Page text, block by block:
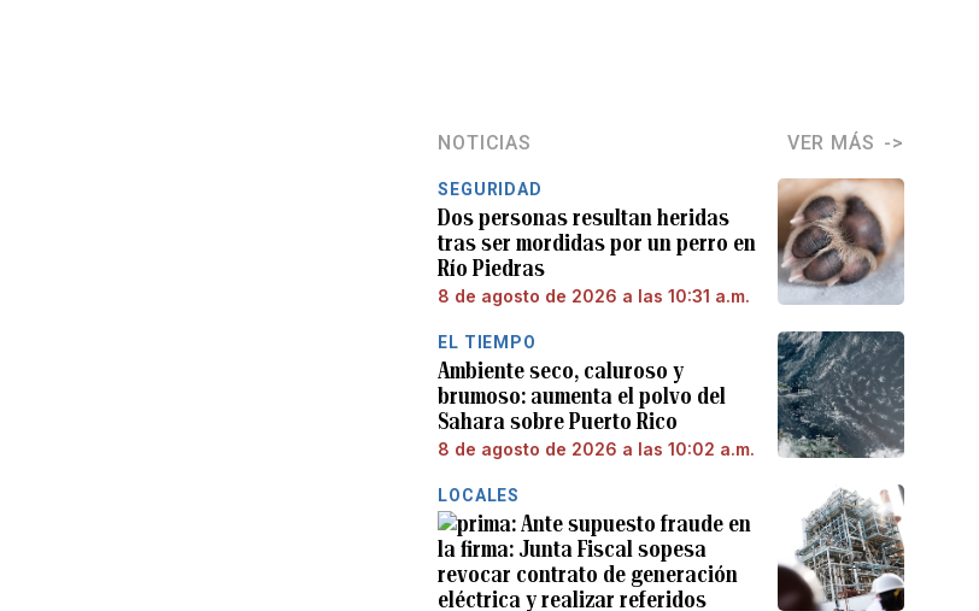
NOTICIAS VER MÁS
SEGURIDAD
Dos personas resultan heridas
tras ser mordidas por un perro en
Río Piedras
8 de agosto de 2026 a las 10:31 a.m.
EL TIEMPO
Ambiente seco, caluroso y
brumoso: aumenta el polvo del
Sahara sobre Puerto Rico
8 de agosto de 2026 a las 10:02 a.m.
LOCALES
Ante supuesto fraude en
la firma: Junta Fiscal sopesa
revocar contrato de generación
eléctrica y realizar referidos